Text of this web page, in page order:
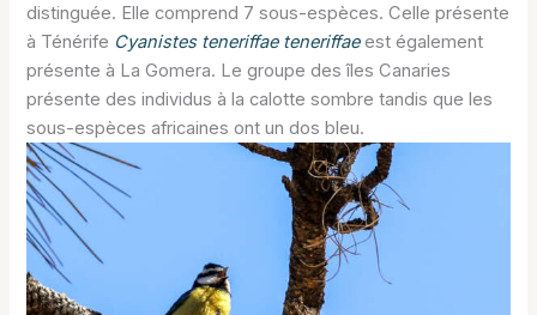
distinguée. Elle comprend 7 sous-espèces. Celle présente
à Ténérife Cyanistes teneriffae teneriffaeest également
présente à La Gomera. Le groupe des îles Canaries
présente des individus à la calotte sombre tandis que les
sous-espèces africaines ont un dos bleu.